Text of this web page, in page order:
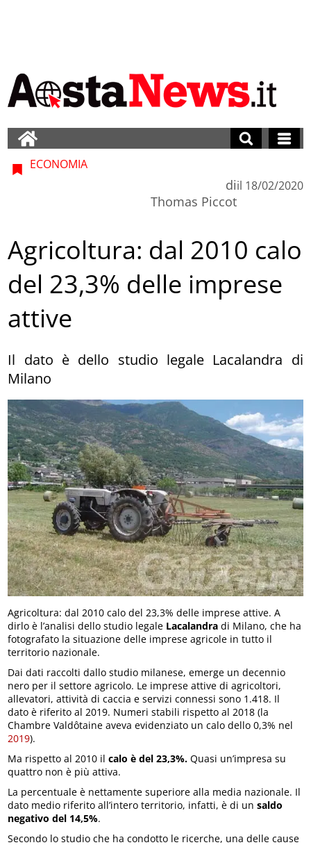
ECONOMIA
di
Thomas Piccot
il 18/02/2020
Agricoltura: dal 2010 calo
del 23,3% delle imprese
attive
Il dato è dello studio legale Lacalandra di
Milano
Agricoltura: dal 2010 calo del 23,3% delle imprese attive. A
dirlo è l’analisi dello studio legale Lacalandra di Milano, che ha
fotografato la situazione delle imprese agricole in tutto il
territorio nazionale.
Dai dati raccolti dallo studio milanese, emerge un decennio
nero per il settore agricolo. Le imprese attive di agricoltori,
allevatori, attività di caccia e servizi connessi sono 1.418. Il
dato è riferito al 2019. Numeri stabili rispetto al 2018 (la
Chambre Valdôtaine aveva evidenziato un calo dello 0,3% nel
2019).
Ma rispetto al 2010 ilcalo è del 23,3%. Quasi un’impresa su
quattro non è più attiva.
La percentuale è nettamente superiore alla media nazionale. Il
dato medio riferito all’intero territorio, infatti, è di unsaldo
negativo del 14,5%.
Secondo lo studio che ha condotto le ricerche, una delle cause